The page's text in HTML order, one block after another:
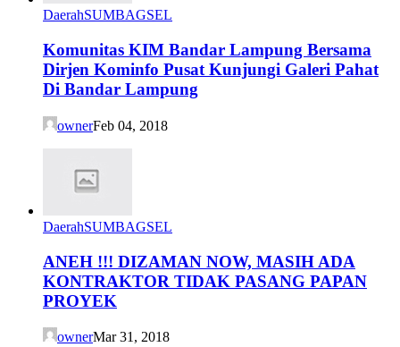
DaerahSUMBAGSEL
Komunitas KIM Bandar Lampung Bersama
Dirjen Kominfo Pusat Kunjungi Galeri Pahat
Di Bandar Lampung
ownerFeb 04, 2018
DaerahSUMBAGSEL
ANEH !!! DIZAMAN NOW, MASIH ADA
KONTRAKTOR TIDAK PASANG PAPAN
PROYEK
ownerMar 31, 2018